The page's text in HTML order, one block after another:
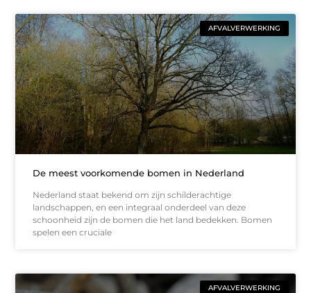
AFVALVERWERKING
De meest voorkomende bomen in Nederland
Nederland staat bekend om zijn schilderachtige
landschappen, en een integraal onderdeel van deze
schoonheid zijn de bomen die het land bedekken. Bomen
spelen een cruciale
AFVALVERWERKING